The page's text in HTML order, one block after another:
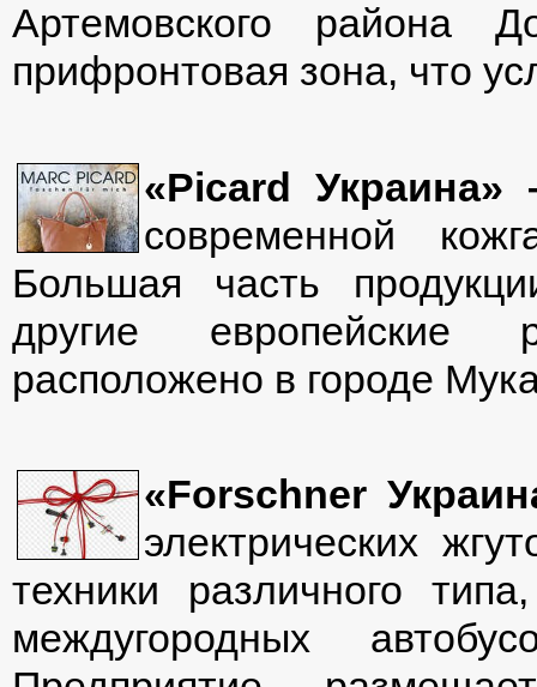
Артемовского района
прифронтовая зона, что
«Picard
современной
Большая часть
другие европейские
расположено в городе
«Forschner
электрических
техники различного
междугородных